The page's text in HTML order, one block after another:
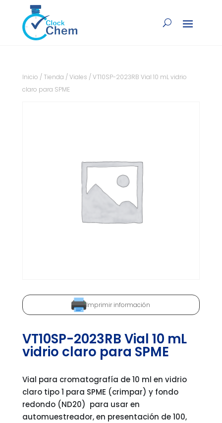
Inicio / Tienda /Viales / VT10SP-2023RB Vial 10 mL vidrio
claro para SPME
Imprimir información
VT10SP-2023RB Vial 10 mL
vidrio claro para SPME
Vial para cromatografía de 10 ml en vidrio
claro tipo 1 para SPME (crimpar) y fondo
redondo (ND20) para usar en
automuestreador, en presentación de 100,